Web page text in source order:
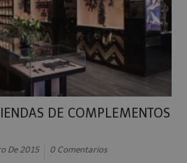
DE COMPLEMENTOS
De 2015 0 Comentarios